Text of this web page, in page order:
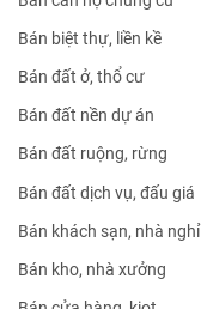
Bán biệt thự, liền kề
Bán đất ở, thổ cư
Bán đất nền dự án
Bán đất ruộng, rừng
Bán đất dịch vụ, đấu giá
Bán khách sạn, nhà nghỉ
Bán kho, nhà xưởng